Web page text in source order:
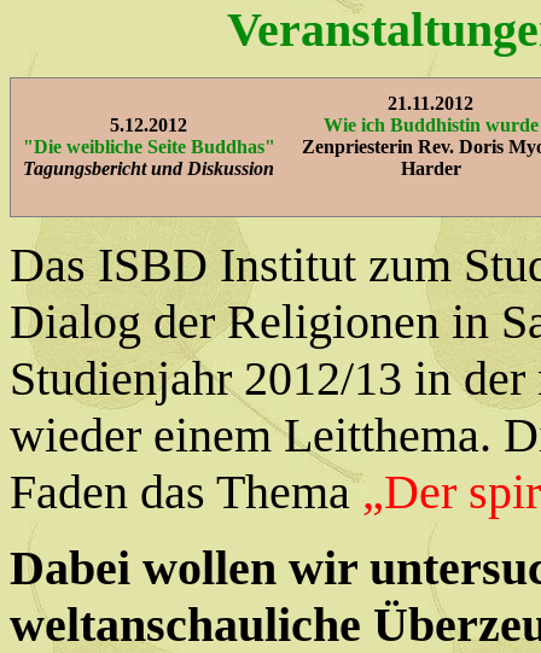
5.12.2012
"Die weibliche Seite Buddhas"
Tagungsbericht und Diskussion
21.11.2012
Wie ich Buddhistin wurde
Zenpriesterin Rev. Doris
Harder
Das ISBD Institut zum
Dialog der Religionen in
Studienjahr 2012/13 in
wieder einem Leitthema.
Faden das Thema„Der
Dabei wollen wir
weltanschauliche